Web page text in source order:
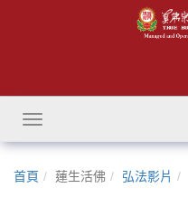
Toggle
navigation
首頁 蓮生活佛 弘法影片